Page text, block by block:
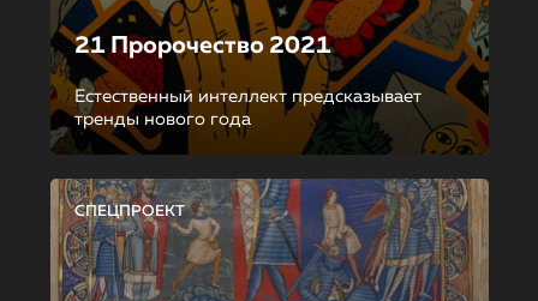
21 Пророчество 2021
Естественный интеллект предсказывает
тренды нового года
СПЕЦПРОЕКТ